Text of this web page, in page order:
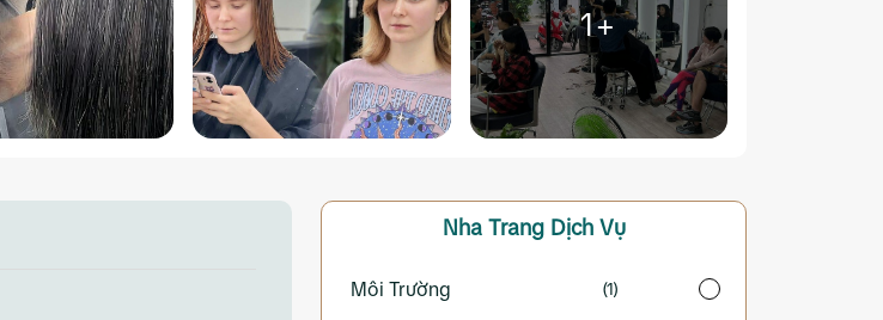
1+
Nha Trang Dịch Vụ
Môi Trường (1)